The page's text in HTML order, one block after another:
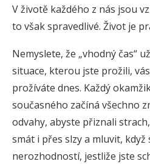
V životě každého z nás jsou
to však spravedlivé. Život je
Nemyslete, že „vhodný čas“
situace, kterou jste prožili,
prožíváte dnes. Každý
současného začíná všechno
odvahy, abyste přiznali
smát i přes slzy a mluvit, když
nerozhodností, jestliže jste